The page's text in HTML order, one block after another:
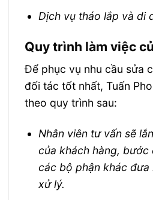
Dịch vụ tháo lắp và di
Quy trình làm việc
Để phục vụ nhu cầu sửa
đối tác tốt nhất, Tuấn
theo quy trình sau:
Nhân viên tư vấn sẽ
của khách hàng, bước
các bộ phận khác
xử lý.